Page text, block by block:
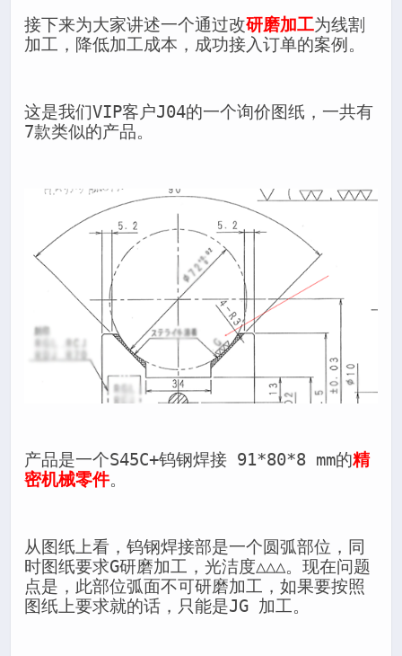
接下来为大家讲述一个通过改研磨加工为线割
加工，降低加工成本，成功接入订单的案例。
这是我们VIP客户J04的一个询价图纸，一共有
7款类似的产品。
产品是一个S45C+钨钢焊接 91*80*8 mm的精
密机械零件。
从图纸上看，钨钢焊接部是一个圆弧部位，同
时图纸要求G研磨加工，光洁度△△△。现在问题
点是，此部位弧面不可研磨加工，如果要按照
图纸上要求就的话，只能是JG 加工。